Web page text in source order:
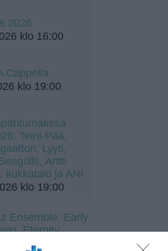
2026
klo 16:00
Cappella
klo 19:00
Teini-Pää,
Lyyti,
Antti
kukkatalo ja ANI
klo 19:00
Ensemble: Early
Eternity